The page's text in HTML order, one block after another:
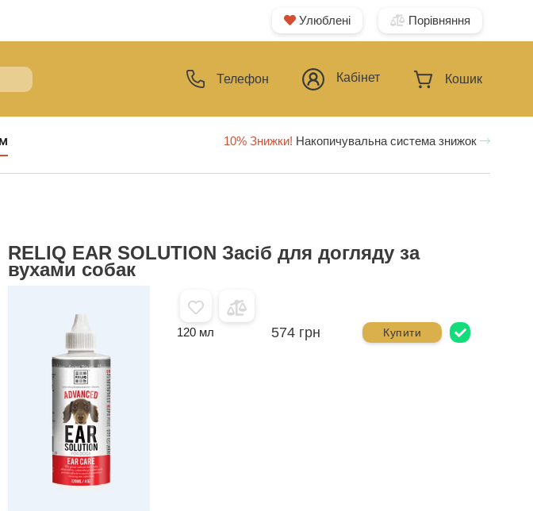
Улюблені Порівняння
Телефон Кабінет Кошик
10% Знижки! Накопичувальна система знижок
RELIQ EAR SOLUTION Засіб для догляду за
вухами собак
120 мл 574 грн Купити